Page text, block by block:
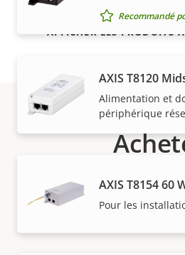
Recommandé
AXIS T8120
Alimentation et
périphérique
AXIS T8154 60
Pour les
AFFICHER LES PRODUITS
Les solutions Axis et les
vendus et installés de